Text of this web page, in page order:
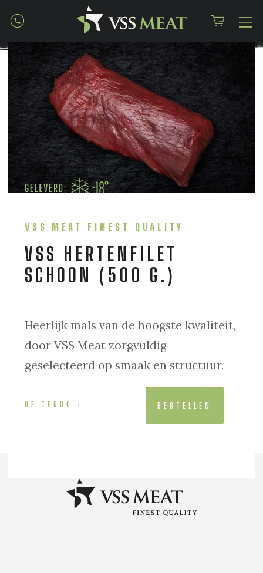
VSS MEAT FINEST QUALITY
VSS HERTENFILET
SCHOON (500 G.)
Heerlijk mals van de hoogste kwaliteit,
door VSS Meat zorgvuldig
geselecteerd op smaak en structuur.
BESTELLEN
OF TERUG